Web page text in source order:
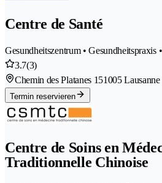
Centre de Santé
Gesundheitszentrum • Gesundheitspraxis
3.7(3)
Chemin des Platanes 151005 Lausanne
Termin reservieren
Centre de Soins en
Traditionnelle Chinoise